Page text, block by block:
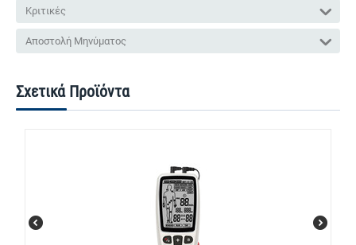
Κριτικές
Αποστολή Μηνύματος
Σχετικά Προϊόντα